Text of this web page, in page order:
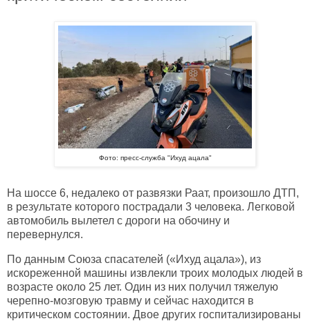
Фото: пресс-служба "Ихуд ацала"
На шоссе 6, недалеко от развязки Раат, произошло ДТП,
в результате которого пострадали 3 человека. Легковой
автомобиль вылетел с дороги на обочину и
перевернулся.
По данным Союза спасателей («Ихуд ацала»), из
искореженной машины извлекли троих молодых людей в
возрасте около 25 лет. Один из них получил тяжелую
черепно-мозговую травму и сейчас находится в
критическом состоянии. Двое других госпитализированы